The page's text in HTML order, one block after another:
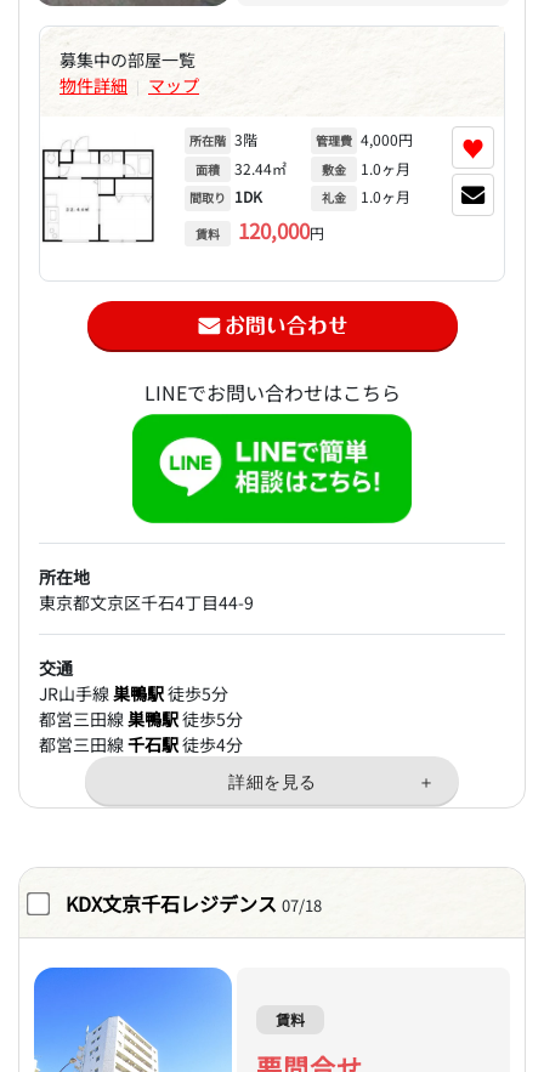
募集中の部屋一覧
物件詳細 | マップ
所在階 3階
面積 32.44㎡
間取り 1DK
賃料 120,000円
管理費 4,000円
敷金 1.0ヶ月
礼金 1.0ヶ月
♥
LINEでお問い合わせはこちら
所在地
東京都文京区千石4丁目44-9
交通
JR山手線巣鴨駅徒歩5分
都営三田線巣鴨駅徒歩5分
都営三田線千石駅徒歩4分
KDX文京千石レジデンス 07/18
賃料